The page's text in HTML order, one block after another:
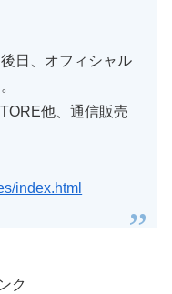
日、オフィシャル
他、通信販売
index.html
ク